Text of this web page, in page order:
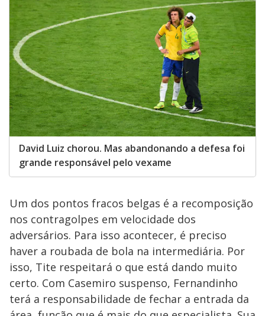
David Luiz chorou. Mas abandonando a defesa foi
grande responsável pelo vexame
Um dos pontos fracos belgas é a recomposição
nos contragolpes em velocidade dos
adversários. Para isso acontecer, é preciso
haver a roubada de bola na intermediária. Por
isso, Tite respeitará o que está dando muito
certo. Com Casemiro suspenso, Fernandinho
terá a responsabilidade de fechar a entrada da